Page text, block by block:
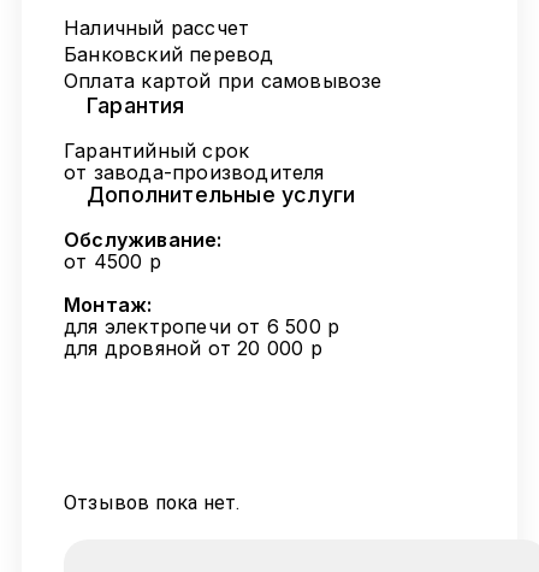
Наличный рассчет
Банковский перевод
Оплата картой при самовывозе
Гарантия
Гарантийный срок
от завода-производителя
Дополнительные услуги
Обслуживание:
от 4500 р
Монтаж:
для электропечи от 6 500 р
для дровяной от 20 000 р
Отзывов пока нет.